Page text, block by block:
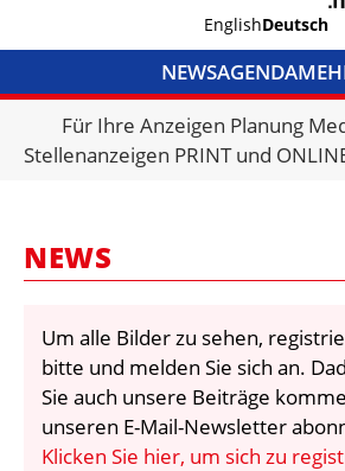
EnglishDeutsch
NEWSAGENDA
VERMIETER
VIDEOS
BIBLIOTHEK
KRAN & BÜHNE
Für Ihre Anzeigen Planung
Stellenanzeigen PRINT und
NEWS
Um alle Bilder zu sehen,
bitte und melden Sie sich an.
Sie auch unsere Beiträge
unseren E-Mail-Newsletter
Klicken Sie hier, um sich zu